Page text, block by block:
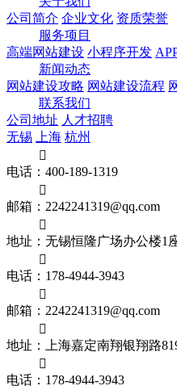
公司简介 企业文化 资质荣誉
服务项目
高端网站建设 小程序开发
新闻动态
网站建设攻略 网站建设流程
联系我们
公司地址 人才招聘
无锡
上海 杭州

电话：400-189-1319

邮箱：2242241319@qq.com

地址：无锡恒隆广场办公楼1

电话：178-4944-3943

邮箱：2242241319@qq.com

地址：上海嘉定南翔银翔路

电话：178-4944-3943